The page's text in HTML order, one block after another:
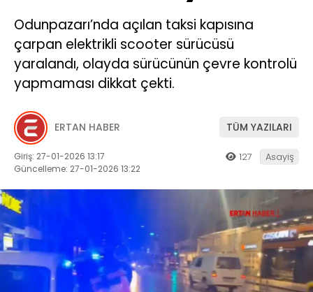
Odunpazarı’nda açılan taksi kapısına
çarpan elektrikli scooter sürücüsü
yaralandı, olayda sürücünün çevre kontrolü
yapmaması dikkat çekti.
ERTAN HABER TÜM YAZILARI
Giriş: 27-01-2026 13:17
Güncelleme: 27-01-2026 13:22
127 Asayiş